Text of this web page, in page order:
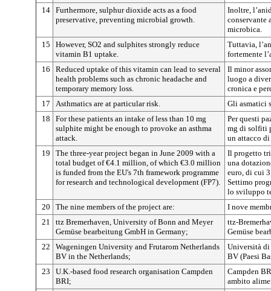
14 Furthermore, sulphur dioxide acts as a food
preservative, preventing microbial growth.
Inoltre,
conservante
microbica.
15
However, SO2 and sulphites strongly reduce
vitamin B1 uptake.
Tuttavia,
fortemente
16
Reduced uptake of this vitamin can lead to several
health problems such as chronic headache and
temporary memory loss.
Il minor
luogo a
cronica e
17
Asthmatics are at particular risk.
Gli asmatici
18
For these patients an intake of less than 10 mg
sulphite might be enough to provoke an asthma
attack.
Per questi
mg di solfiti
un attacco di
19
The three-year project began in June 2009 with a
total budget of €4.1 million, of which €3.0 million
is funded from the EU's 7th framework programme
for research and technological development (FP7).
Il progetto
una
euro, di cui
Settimo
lo sviluppo
20
The nine members of the project are:
I nove
21
ttz Bremerhaven, University of Bonn and Meyer
Gemüse bearbeitung GmbH in Germany;
ttz-
Gemüse
22
Wageningen University and Frutarom Netherlands
BV in the Netherlands;
Università di
BV (Paesi
23
U.K.-based food research organisation Campden
BRI;
Campden
ambito